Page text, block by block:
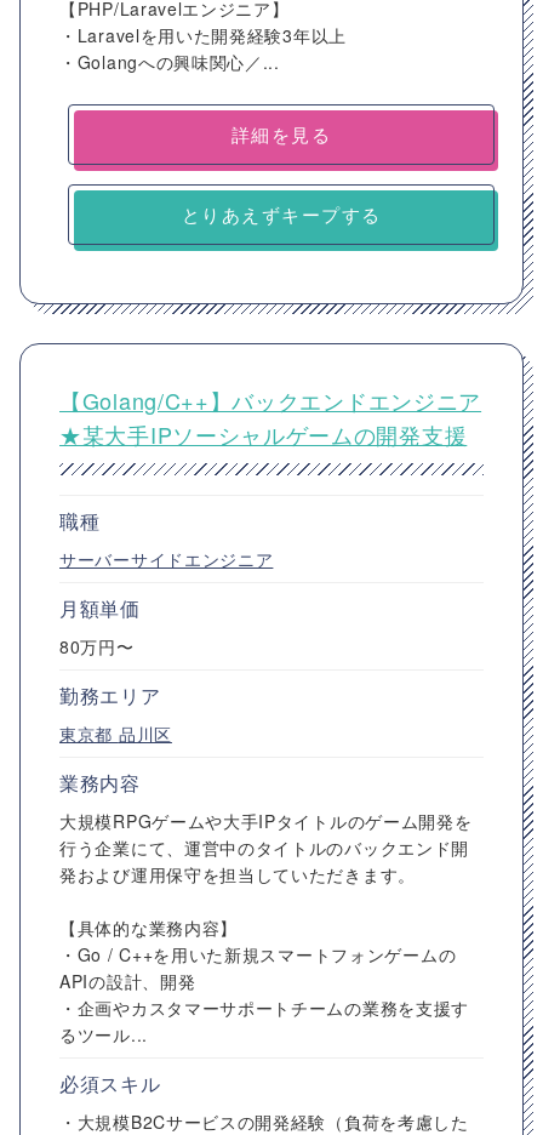
【PHP/Laravelエンジニア】
・Laravelを用いた開発経験3年以上
・Golangへの興味関心／...
詳細を見る
とりあえずキープする
【Golang/C++】バックエンドエンジニア
★某大手IPソーシャルゲームの開発支援
職種
サーバーサイドエンジニア
月額単価
80万円〜
勤務エリア
東京都 品川区
業務内容
大規模RPGゲームや大手IPタイトルのゲーム開発を
行う企業にて、運営中のタイトルのバックエンド開
発および運用保守を担当していただきます。
【具体的な業務内容】
・Go / C++を用いた新規スマートフォンゲームの
APIの設計、開発
・企画やカスタマーサポートチームの業務を支援す
るツール...
必須スキル
・大規模B2Cサービスの開発経験（負荷を考慮した